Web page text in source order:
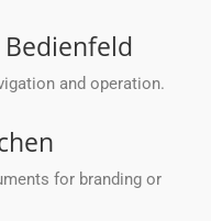
and operation.
for branding or